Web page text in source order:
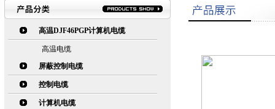
高温DJF46PGP计算机电缆
高温电缆
屏蔽控制电缆
控制电缆
计算机电缆